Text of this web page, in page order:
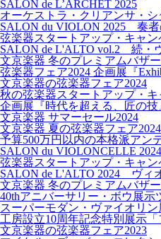
SALON de L’ARCHET 2025
オーケストラ・クリアンサ・
SALON du VIOLON 2025 奏
弦楽器スタートアップ・キャン
SALON de L'ALTO vol.2 続・
文京楽器 冬のプレミアムバザー
弦楽器フェア2024 企画展『
文京楽器の弦楽器フェア2024
秋の弦楽器スタートアップ・キ
企画展『時代を超える、匠の技
文京楽器 サマーセール2024
文京楽器 夏の弦楽器フェア2024
予算500万円以内の本格派アン
SALON du VIOLONCELLE
弦楽器スタートアップ・キャン
SALON de L'ALTO 2024 ヴィ
文京楽器 冬のプレミアムバザー
40thアニバーサリー・ボウ展示
スーパーモダン・ヴァイオリ
工房設立10周年記念特別展示
文京楽器の弦楽器フェア2023